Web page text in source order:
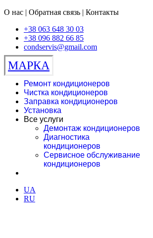
О нас | Обратная связь | Контакты
+38 063 648 30 03
+38 096 882 66 85
condservis@gmail.com
МАРКА
Ремонт кондиционеров
Чистка кондиционеров
Заправка кондиционеров
Установка
Все услуги
Демонтаж кондиционеров
Диагностика
кондиционеров
Сервисное обслуживание
кондиционеров
UA
RU